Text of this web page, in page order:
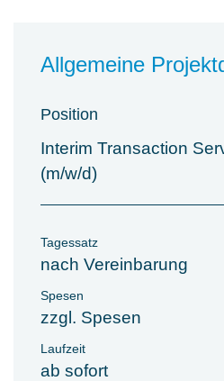
Allgemeine
Position
Interim Transaction
(m/w/d)
Tagessatz
nach Vereinbarung
Spesen
zzgl. Spesen
Laufzeit
ab sofort